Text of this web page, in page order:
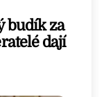
budík za
dají